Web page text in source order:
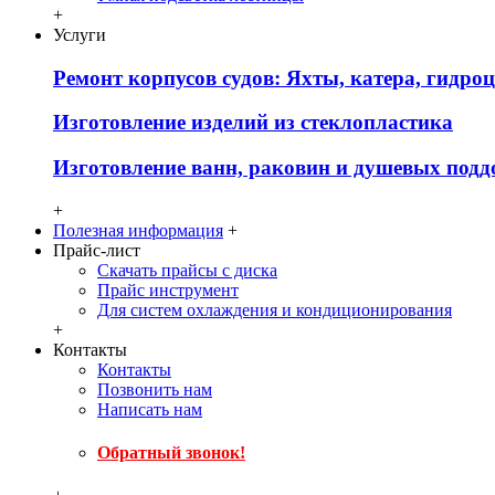
+
Услуги
Ремонт корпусов судов: Яхты, катера,
Изготовление изделий из стеклопластика
Изготовление ванн, раковин и душевых
+
Полезная информация +
Прайс-лист
Скачать прайсы с диска
Прайс инструмент
Для систем охлаждения и кондиционирования
+
Контакты
Контакты
Позвонить нам
Написать нам
Обратный звонок!